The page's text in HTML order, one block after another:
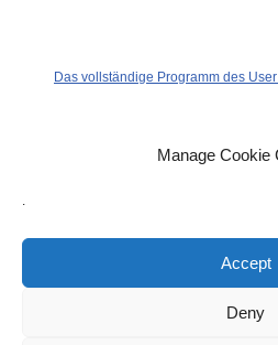
Manage Cookie
.
Accept
Deny
Das vollständige Programm des
Oder auf derHomepage